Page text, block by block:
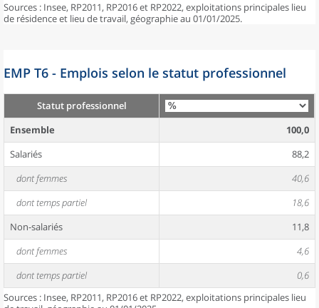
Sources : Insee, RP2011, RP2016 et RP2022, exploitations principales lieu
de résidence et lieu de travail, géographie au 01/01/2025.
EMP T6 - Emplois selon le statut professionnel
Statut professionnel
Ensemble
100,0
Salariés
88,2
dont femmes
40,6
dont temps partiel
18,6
Non-salariés
11,8
dont femmes
4,6
dont temps partiel
0,6
Sources : Insee, RP2011, RP2016 et RP2022, exploitations principales lieu